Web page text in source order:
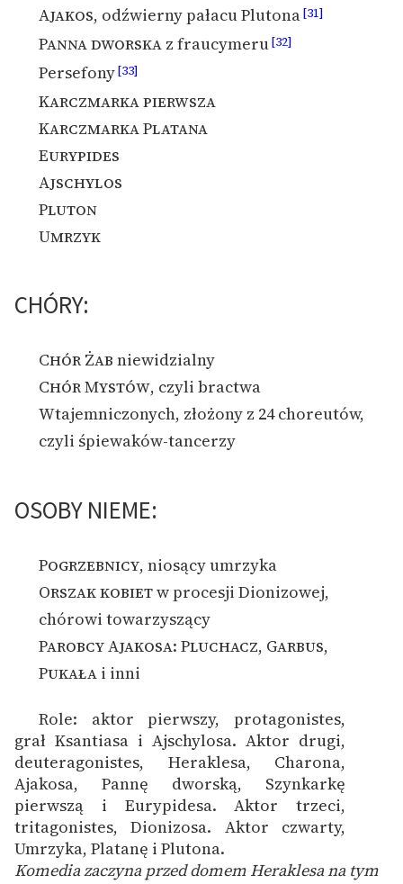
Ajakos, odźwierny pałacu Plutona[31]
Panna dworska z fraucymeru[32]
Persefony[33]
Karczmarka pierwsza
Karczmarka Platana
Eurypides
Ajschylos
Pluton
Umrzyk
CHÓRY:
Chór Żab niewidzialny
Chór Mystów, czyli bractwa
Wtajemniczonych, złożony z 24 choreutów,
czyli śpiewaków-tancerzy
OSOBY NIEME:
Pogrzebnicy, niosący umrzyka
Orszak kobietw procesji Dionizowej,
chórowi towarzyszący
Parobcy Ajakosa: Pluchacz, Garbus,
Pukała i inni
Role: aktor pierwszy, protagonistes,
grał Ksantiasa i Ajschylosa. Aktor drugi,
deuteragonistes, Heraklesa, Charona,
Ajakosa, Pannę dworską, Szynkarkę
pierwszą i Eurypidesa. Aktor trzeci,
tritagonistes, Dionizosa. Aktor czwarty,
Umrzyka, Platanę i Plutona.
Komedia zaczyna przed domem Heraklesa na tym